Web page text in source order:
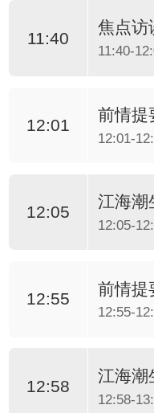
11:40
焦点访
11:40-
12:01
前情提
12:01-
12:05
江海潮
12:05-
12:55
前情提
12:55-
12:58
江海潮
12:58-